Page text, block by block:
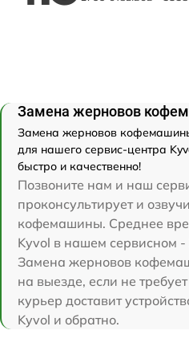
Замена жерновов
Замена жерновов
для нашего сервис-центра
быстро и качественно!
Позвоните нам и наш
проконсультирует и
кофемашины. Среднее
Kyvol в нашем сервисном -
Замена жерновов
на выезде, если не
курьер доставит
Kyvol и обратно.